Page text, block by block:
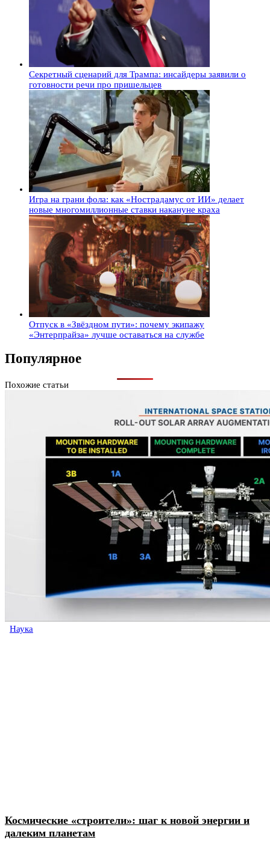
Секретный сценарий для Трампа: инсайдеры заявили о
готовности речи про пришельцев
Игра на грани фола: как «Нострадамус от ИИ» делает
новые многомиллионные ставки накануне краха
Отпуск в «Звёздном пути»: почему экипажу
«Энтерпрайза» лучше оставаться на службе
Популярное
Похожие статьи
Наука
Космические «строители»: шаг к новой энергии и
далеким планетам